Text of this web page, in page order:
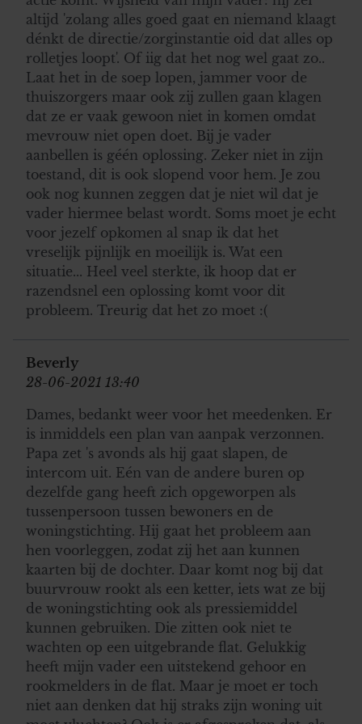
informatie over uw gebruik van onze site met onze
partners voor social media, adverteren en analyse. Deze
partners kunnen deze gegevens combineren met andere
informatie die u aan ze heeft verstrekt of die ze hebben
verzameld op basis van uw gebruik van hun services. U
gaat akkoord met onze cookies als u onze website blijft
altijd 'zolang alles goed gaat en niemand klaagt
dénkt de directie/zorginstantie oid dat alles op
rolletjes loopt'. Of iig dat het nog wel gaat zo..
Laat het in de soep lopen, jammer voor de
thuiszorgers maar ook zij zullen gaan klagen
dat ze er vaak gewoon niet in komen omdat
mevrouw niet open doet. Bij je vader
aanbellen is géén oplossing. Zeker niet in zijn
toestand, dit is ook slopend voor hem. Je zou
ook nog kunnen zeggen dat je niet wil dat je
vader hiermee belast wordt. Soms moet je echt
voor jezelf opkomen al snap ik dat het
vreselijk pijnlijk en moeilijk is. Wat een
situatie... Heel veel sterkte, ik hoop dat er
razendsnel een oplossing komt voor dit
probleem. Treurig dat het zo moet :(
Beverly
28-06-2021 13:40
Dames, bedankt weer voor het meedenken. Er
is inmiddels een plan van aanpak verzonnen.
Papa zet 's avonds als hij gaat slapen, de
intercom uit. Eén van de andere buren op
dezelfde gang heeft zich opgeworpen als
tussenpersoon tussen bewoners en de
woningstichting. Hij gaat het probleem aan
hen voorleggen, zodat zij het aan kunnen
kaarten bij de dochter. Daar komt nog bij dat
buurvrouw rookt als een ketter, iets wat ze bij
de woningstichting ook als pressiemiddel
kunnen gebruiken. Die zitten ook niet te
wachten op een uitgebrande flat. Gelukkig
heeft mijn vader een uitstekend gehoor en
rookmelders in de flat. Maar je moet er toch
niet aan denken dat hij straks zijn woning uit